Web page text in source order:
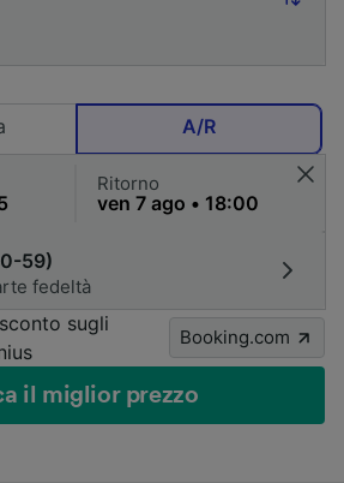
A/R
Ritorno
59)
fedeltà
sugli
Booking.com
il miglior prezzo